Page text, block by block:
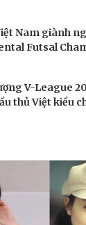
Nam giành
Futsal
V-League
thủ Việt kiều